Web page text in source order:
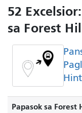
52
sa Forest
Papasok sa Forest